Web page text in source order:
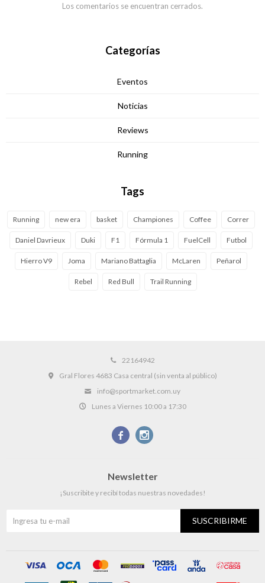
Los comentarios se encuentran cerrados.
Categorías
Eventos
Noticias
Reviews
Running
Tags
Running new era basket Championes Coffee Correr
Daniel Davrieux Duki F1 Fórmula 1 FuelCell Futbol
Hierro V9 Joma Mariano Battaglia McLaren Peñarol
Rebel Red Bull Trail Running
22164942
Gral Flores 4683 Casa central (sin venta al público)
info@sportmarket.com.uy
Lunes a Viernes 10:00 a 17:30
 
Newsletter
¡Suscribite y recibí todas nuestras novedades!
SUSCRIBIRME